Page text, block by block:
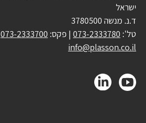
ישראל
ד.נ. מנשה 3780500
טל': 073-2333780 | פקס: 073-2333700
info@plasson.co.il